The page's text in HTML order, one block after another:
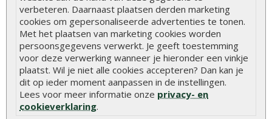
verbeteren. Daarnaast plaatsen derden marketing
cookies om gepersonaliseerde advertenties te tonen.
Met het plaatsen van marketing cookies worden
persoonsgegevens verwerkt. Je geeft toestemming
voor deze verwerking wanneer je hieronder een vinkje
plaatst. Wil je niet alle cookies accepteren? Dan kan je
dit op ieder moment aanpassen in de instellingen.
Lees voor meer informatie onze privacy- en
cookieverklaring.
Welke palen voor een schapenhek
Alle populaire categorieën
Tuinhout
Schutting
Vlonderplanken
Tuindeuren
Tuinschermen